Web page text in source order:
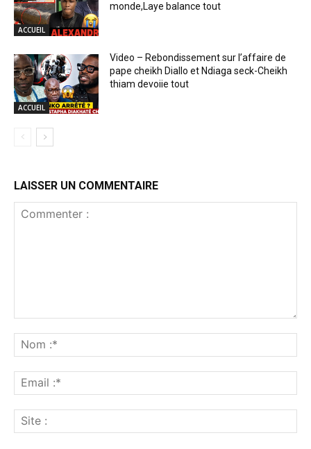
ACCUEIL
monde,Laye balance tout
ACCUEIL
Video – Rebondissement sur l’affaire de
pape cheikh Diallo et Ndiaga seck-Cheikh
thiam devoiie tout
LAISSER UN COMMENTAIRE
:*
:*
: